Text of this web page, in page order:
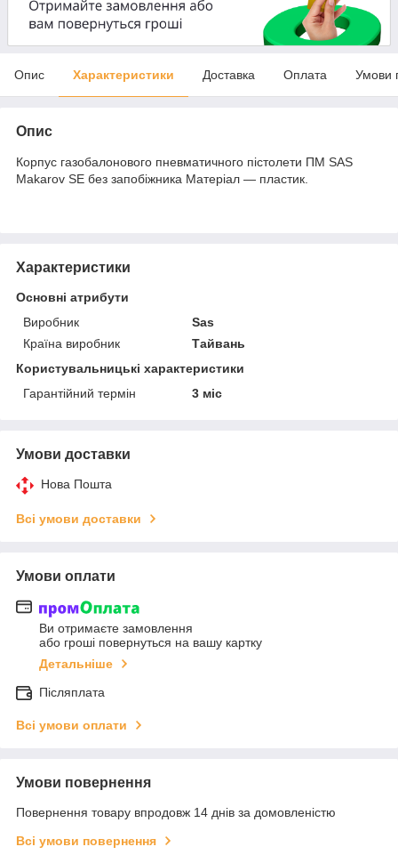
Опис Характеристики Доставка Оплата Умови
Опис
Корпус газобалонового пневматичного пістолети ПМ SAS
Makarov SE без запобіжника Матеріал — пластик.
Характеристики
Основні атрибути
Виробник
Sas
Країна виробник
Тайвань
Користувальницькі характеристики
Гарантійний термін
3 міс
Умови доставки
Нова Пошта
Всі умови доставки
Умови оплати
Ви отримаєте замовлення
або гроші повернуться на вашу картку
Детальніше
Післяплата
Всі умови оплати
Умови повернення
Повернення товару впродовж 14 днів за домовленістю
Всі умови повернення